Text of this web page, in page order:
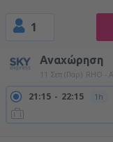
1
Αναχώρηση
11 Σεπ (Παρ) RHO -
21:15 22:15 1h